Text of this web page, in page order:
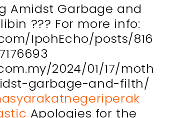
Amidst Garbage and
??? For more info:
IpohEcho/posts/816
2024/01/17/moth
garbage-and-filth/
Apologies for the